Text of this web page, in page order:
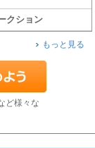
クション
もっと見る
ど様々な